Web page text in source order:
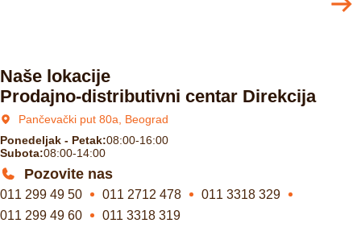
Naše lokacije
Prodajno-distributivni centar Direkcija
Pančevački put 80a, Beograd
Ponedeljak - Petak:08:00-16:00
Subota:08:00-14:00
Pozovite nas
011 299 49 50 011 2712 478
011 3318 329
011 299 49 60
011 3318 319